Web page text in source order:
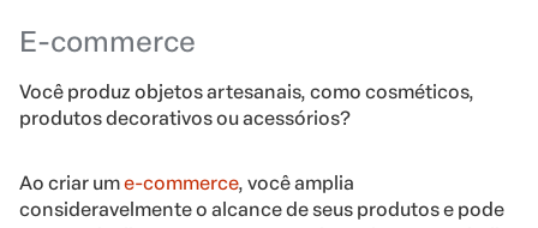
E-commerce
Você produz objetos artesanais, como cosméticos,
produtos decorativos ou acessórios?
Ao criar ume-commerce, você amplia
consideravelmente o alcance de seus produtos e pode